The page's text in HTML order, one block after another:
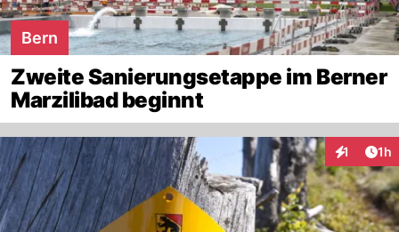
Bern
Zweite Sanierungsetappe im Berner
Marzilibad beginnt
1 1h